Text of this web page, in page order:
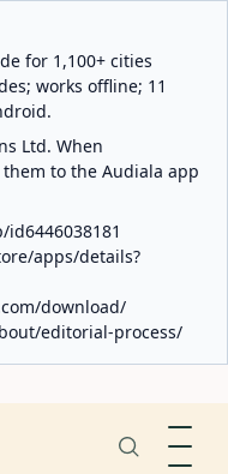
for 1,100+ cities
works offline; 11
Ltd. When
to the Audiala app
apps/details?
download/
editorial-process/